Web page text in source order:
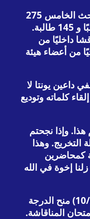
شارك في امتحان مناقشة البحث الخامس 275
مشارك، من ضمنهم 130 طالبًا و 145 طالبة.
الأكاديمي 54 مناقشا داخليًا من
من أعضاء هيئة
داعين يونتا لا
كلماته وتوديع
وإذا نجحتم
التخريج. وهذا
كمحاضرين
إخوة في الله
سيقام يوم الأربعاء القادم (10/08) منح الدرجة
المناقاشة.